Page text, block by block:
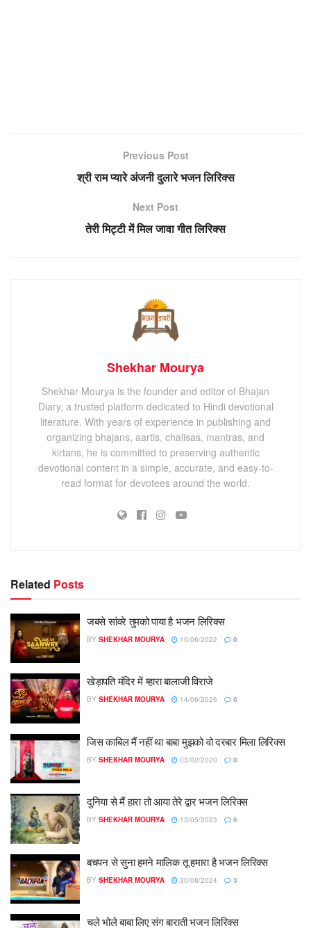
Previous Post
श्री राम प्यारे अंजनी दुलारे भजन लिरिक्स
Next Post
तेरी मिट्टी में मिल जावा गीत लिरिक्स
Shekhar Mourya
Shekhar Mourya is the founder and editor of Bhajan
Diary, a trusted platform dedicated to Hindi devotional
literature. With years of experience in publishing and
organizing bhajans, aartis, chalisas, mantras, and
kirtans, he is committed to preserving authentic
devotional content in a simple, accurate, and easy-to-
read format for devotees around the world.
Related Posts
जबसे सांवरे तुमको पाया है भजन लिरिक्स
BY SHEKHAR MOURYA 10/06/2022 0
खेड़ापति मंदिर में म्हारा बालाजी विराजे
BY SHEKHAR MOURYA 14/06/2026 0
जिस काबिल मैं नहीं था बाबा मुझको वो दरबार मिला लिरिक्स
BY SHEKHAR MOURYA 03/02/2020 0
दुनिया से मैं हारा तो आया तेरे द्वार भजन लिरिक्स
BY SHEKHAR MOURYA 13/05/2023 6
बचपन से सुना हमने मालिक तू हमारा है भजन लिरिक्स
BY SHEKHAR MOURYA 30/08/2024 3
चले भोले बाबा लिए संग बाराती भजन लिरिक्स